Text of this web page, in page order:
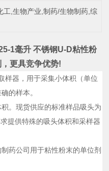
工,生物产业,制药/生物制药,综
1毫升 不锈钢U-D粘性粉
更具竞争优势!
样器，用于采集小体积（单位
的样本。
。现货供应的标准样品吸头为
提供特殊的吸头体积和采样器
药公司用于粘性粉末的单位剂